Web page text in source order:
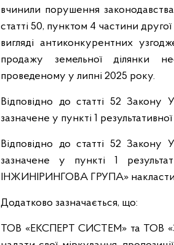
вчинили порушення
статті 50, пунктом 4 частини
вигляді антиконкурентних
продажу земельної ділянки
проведеному у липні 2025 року.
Відповідно до статті 52 Закону
зазначене у пункті 1
Відповідно до статті 52 Закону
зазначене у пункті 1
ІНЖИНІРИНГОВА ГРУПА»
Додатково зазначається, що:
ТОВ «ЕКСПЕРТ СИСТЕМ» та ТОВ